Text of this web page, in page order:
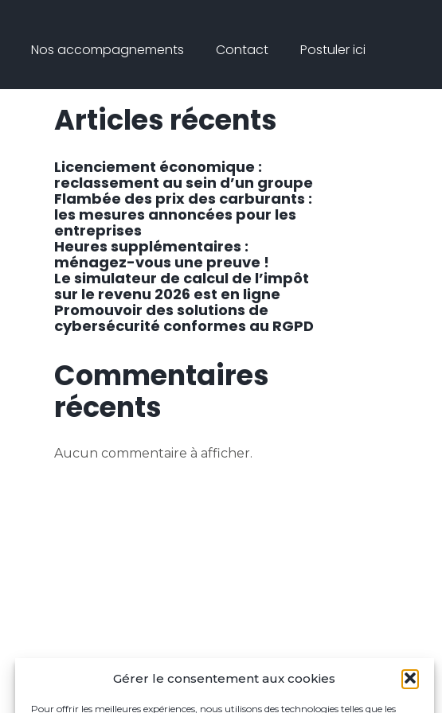
Gérer le consentement aux cookies
Pour offrir les meilleures expériences, nous utilisons des technologies telles que les
Nos accompagnements Contact Postuler ici
Blog
sidebar
Articles récents
Licenciement économique :
reclassement au sein d’un groupe
Flambée des prix des carburants :
les mesures annoncées pour les
entreprises
Heures supplémentaires :
ménagez-vous une preuve !
Le simulateur de calcul de l’impôt
sur le revenu 2026 est en ligne
Promouvoir des solutions de
cybersécurité conformes au RGPD
Commentaires
récents
Aucun commentaire à afficher.